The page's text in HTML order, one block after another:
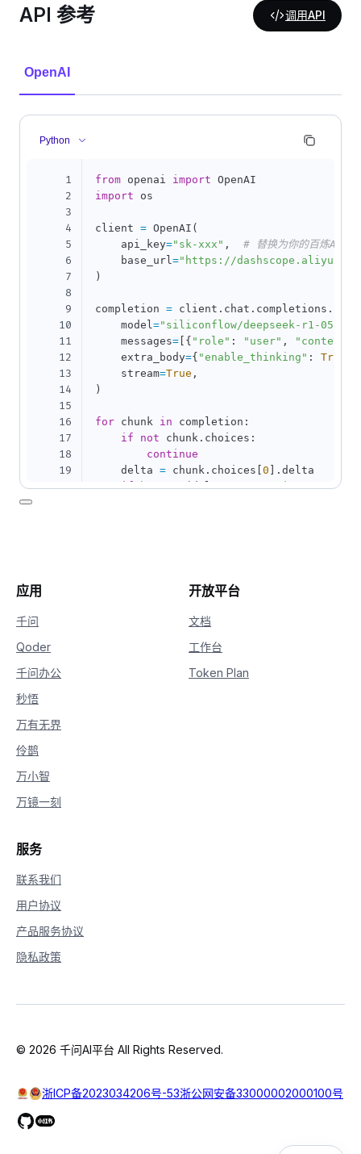
API 参考 调用API
OpenAI
Python
1
2
3
4
5
6
7
8
9
10
11
12
13
14
15
16
17
18
19
20
from openai import
import os
client = OpenAI (
    api_key
="sk-xxx" ,
# 替换为你的百炼API
    base_url
="https://
)
completion = client . chat . completions .
    model
="siliconflow/deepseek-r1-0528"
    messages
= { "role" : "user" , "content"
    extra_body
={ "enable_thinking" : True
    stream
=True ,
)
for chunk in completion :
if
not chunk . choices :
continue
    delta
= chunk . choices 0 . delta
if hasattr(delta, "reasoning_content"
应用
千问
Qoder
千问办公
秒悟
万有无界
伶鹊
万小智
万镜一刻
开放平台
文档
工作台
Token Plan
服务
联系我们
用户协议
产品服务协议
隐私政策
© 2026 千问AI平台 All Rights Reserved.
浙ICP备2023034206号-53浙公网安备33000002000100号